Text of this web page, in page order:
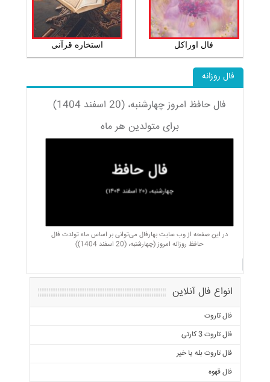
فال اوراکل استخاره قرآنی
فال روزانه
فال حافظ امروز چهارشنبه، (20 اسفند 1404)
برای متولدین هر ماه
در این صفحه از وب سایت بهارفال می‌توانی بر اساس ماه تولدت فال
حافظ روزانه امروز (چهارشنبه، (20 اسفند 1404))
انواع فال آنلاین
فال تاروت
فال تاروت 3 کارتی
فال تاروت بله یا خیر
فال قهوه